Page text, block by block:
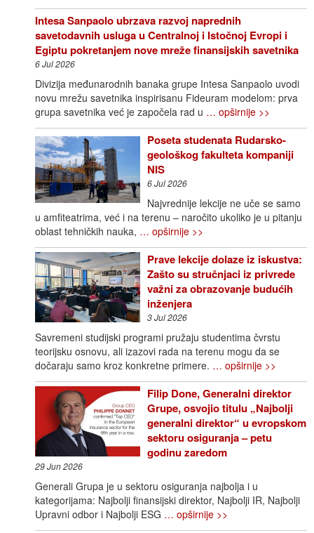
Intesa Sanpaolo ubrzava razvoj naprednih
savetodavnih usluga u Centralnoj i Istočnoj Evropi i
Egiptu pokretanjem nove mreže finansijskih savetnika
6 Jul 2026
Divizija međunarodnih banaka grupe Intesa Sanpaolo uvodi
novu mrežu savetnika inspirisanu Fideuram modelom: prva
grupa savetnika već je započela rad u … opširnije >>
Poseta studenata Rudarsko-
geološkog fakulteta kompaniji
NIS
6 Jul 2026
Najvrednije lekcije ne uče se samo
u amfiteatrima, već i na terenu – naročito ukoliko je u pitanju
oblast tehničkih nauka, … opširnije >>
Prave lekcije dolaze iz iskustva:
Zašto su stručnjaci iz privrede
važni za obrazovanje budućih
inženjera
3 Jul 2026
Savremeni studijski programi pružaju studentima čvrstu
teorijsku osnovu, ali izazovi rada na terenu mogu da se
dočaraju samo kroz konkretne primere. … opširnije >>
Filip Done, Generalni direktor
Grupe, osvojio titulu „Najbolji
generalni direktor“ u evropskom
sektoru osiguranja – petu
godinu zaredom
29 Jun 2026
Generali Grupa je u sektoru osiguranja najbolja i u
kategorijama: Najbolji finansijski direktor, Najbolji IR, Najbolji
Upravni odbor i Najbolji ESG … opširnije >>